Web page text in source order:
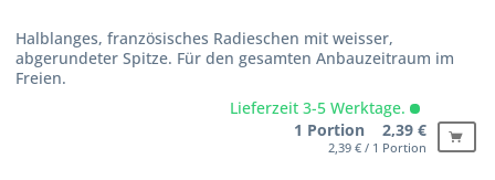
Halblanges, französisches Radieschen mit weisser,
abgerundeter Spitze. Für den gesamten Anbauzeitraum im
Freien.
Lieferzeit 3-5 Werktage.
1 Portion 2,39 €
2,39 € / 1 Portion